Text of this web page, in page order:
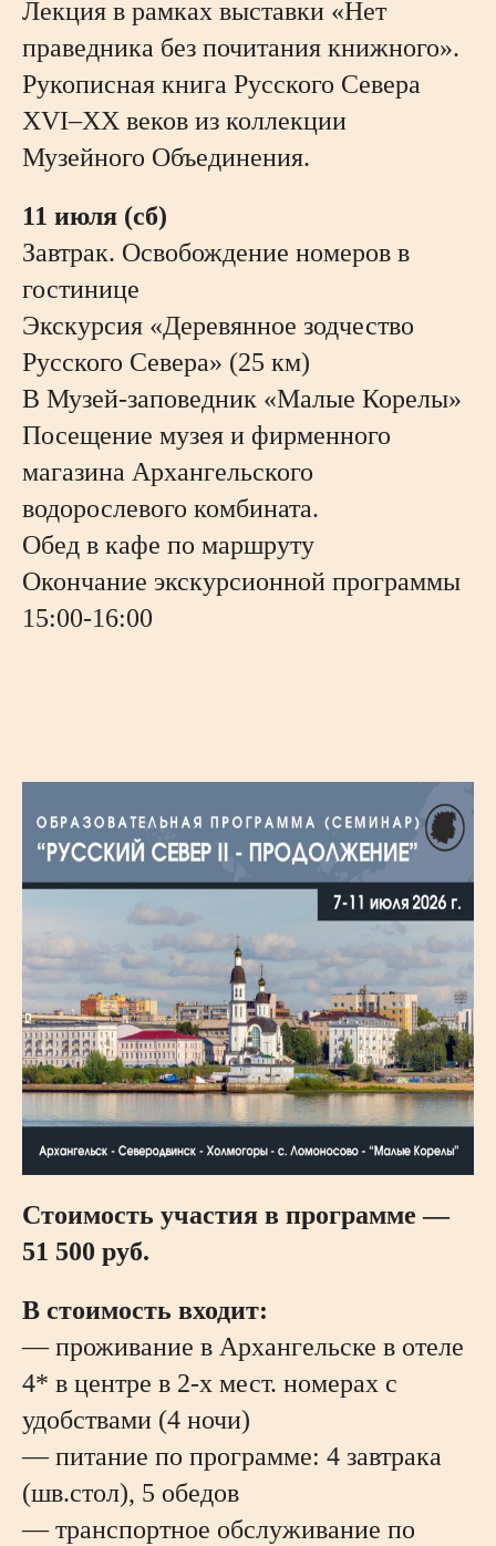
Лекция в рамках выставки «Нет
праведника без почитания книжного».
Рукописная книга Русского Севера
XVI–XX веков из коллекции
Музейного Объединения.
11 июля (сб)
Завтрак. Освобождение номеров в
гостинице
Экскурсия «Деревянное зодчество
Русского Севера» (25 км)
В Музей-заповедник «Малые Корелы»
Посещение музея и фирменного
магазина Архангельского
водорослевого комбината.
Обед в кафе по маршруту
Окончание экскурсионной программы
15:00-16:00
Стоимость участия в программе —
51 500 руб.
В стоимость входит:
— проживание в Архангельске в отеле
4* в центре в 2-х мест. номерах с
удобствами (4 ночи)
— питание по программе: 4 завтрака
(шв.стол), 5 обедов
— транспортное обслуживание по